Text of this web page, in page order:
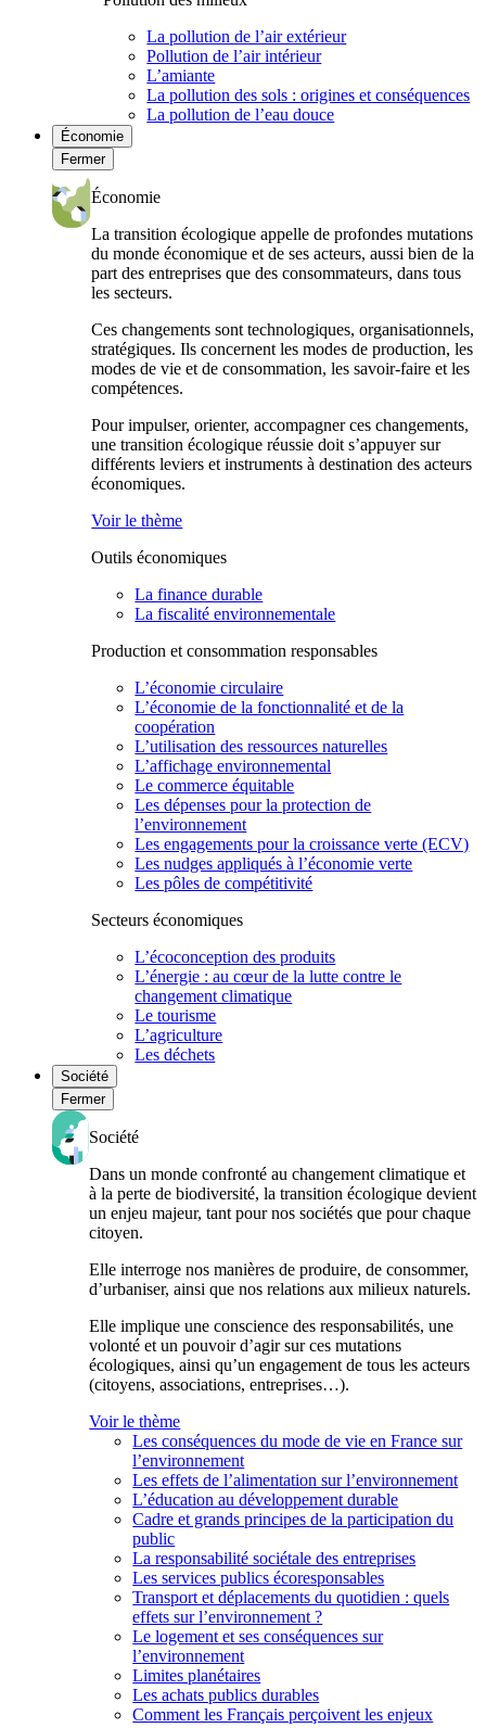
La pollution de l’air extérieur
Pollution de l’air intérieur
L’amiante
La pollution des sols : origines et conséquences
La pollution de l’eau douce
Économie
Fermer
Économie
La transition écologique appelle de profondes mutations
du monde économique et de ses acteurs, aussi bien de la
part des entreprises que des consommateurs, dans tous
les secteurs.
Ces changements sont technologiques, organisationnels,
stratégiques. Ils concernent les modes de production, les
modes de vie et de consommation, les savoir-faire et les
compétences.
Pour impulser, orienter, accompagner ces changements,
une transition écologique réussie doit s’appuyer sur
différents leviers et instruments à destination des acteurs
économiques.
Voir le thème
Outils économiques
La finance durable
La fiscalité environnementale
Production et consommation responsables
L’économie circulaire
L’économie de la fonctionnalité et de la
coopération
L’utilisation des ressources naturelles
L’affichage environnemental
Le commerce équitable
Les dépenses pour la protection de
l’environnement
Les engagements pour la croissance verte (ECV)
Les nudges appliqués à l’économie verte
Les pôles de compétitivité
Secteurs économiques
L’écoconception des produits
L’énergie : au cœur de la lutte contre le
changement climatique
Le tourisme
L’agriculture
Les déchets
Société
Fermer
Société
Dans un monde confronté au changement climatique et
à la perte de biodiversité, la transition écologique devient
un enjeu majeur, tant pour nos sociétés que pour chaque
citoyen.
Elle interroge nos manières de produire, de consommer,
d’urbaniser, ainsi que nos relations aux milieux naturels.
Elle implique une conscience des responsabilités, une
volonté et un pouvoir d’agir sur ces mutations
écologiques, ainsi qu’un engagement de tous les acteurs
(citoyens, associations, entreprises…).
Voir le thème
Les conséquences du mode de vie en France sur
l’environnement
Les effets de l’alimentation sur l’environnement
L’éducation au développement durable
Cadre et grands principes de la participation du
public
La responsabilité sociétale des entreprises
Les services publics écoresponsables
Transport et déplacements du quotidien : quels
effets sur l’environnement ?
Le logement et ses conséquences sur
l’environnement
Limites planétaires
Les achats publics durables
Comment les Français perçoivent les enjeux